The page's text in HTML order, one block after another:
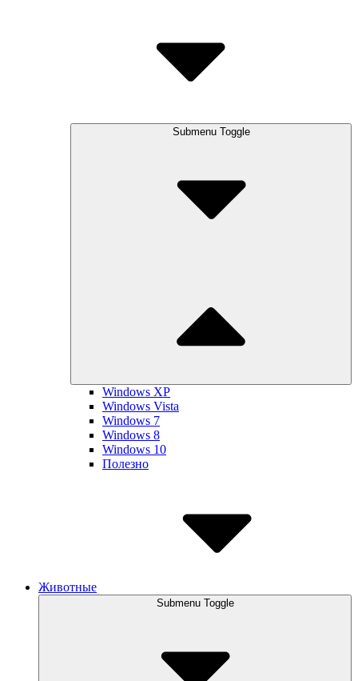
Submenu Toggle
Windows XP
Windows Vista
Windows 7
Windows 8
Windows 10
Полезно
Животные
Submenu Toggle